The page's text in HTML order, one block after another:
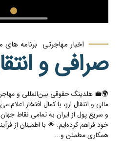
اخبار مهاجرتی برنامه های
صرافی و
🌍💼 هلدینگ حقوقی بین‌المللی و
مالی و انتقال ارز، با کمال افتخار اعلام
و سریع پول از ایران به تمامی نقاط
خود فراهم کرده‌ایم. 🌟 با اطمینان از
همکاری مطمئن و...